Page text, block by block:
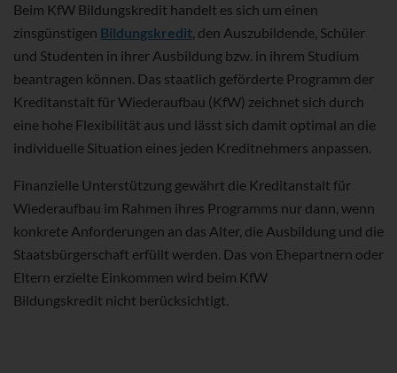
Beim KfW Bildungskredit handelt es sich um einen
zinsgünstigen Bildungskredit, den Auszubildende, Schüler
und Studenten in ihrer Ausbildung bzw. in ihrem Studium
beantragen können. Das staatlich geförderte Programm der
Kreditanstalt für Wiederaufbau (KfW) zeichnet sich durch
eine hohe Flexibilität aus und lässt sich damit optimal an die
individuelle Situation eines jeden Kreditnehmers anpassen.
Finanzielle Unterstützung gewährt die Kreditanstalt für
Wiederaufbau im Rahmen ihres Programms nur dann, wenn
konkrete Anforderungen an das Alter, die Ausbildung und die
Staatsbürgerschaft erfüllt werden. Das von Ehepartnern oder
Eltern erzielte Einkommen wird beim KfW
Bildungskredit nicht berücksichtigt.